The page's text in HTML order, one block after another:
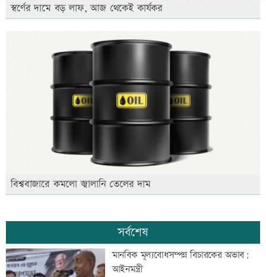
স্বর্ণের দামে বড় লাফ, আজ থেকেই কার্যকর
বিশ্ববাজারে কমলো জ্বালানি তেলের দাম
সর্বশেষ
মানবিক মূল্যবোধসম্পন্ন বিচারকের অভাব:
আইনমন্ত্রী